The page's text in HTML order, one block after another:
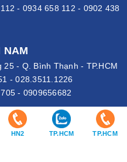
- 0934 658 112 - 0902 438
NAM
- Q. Bình Thạnh - TP.HCM
-028.3511.1226
- 0909656682
Q. Hoàn Kiếm - Hà Nội
HN2 TP.HCM TP.HCM